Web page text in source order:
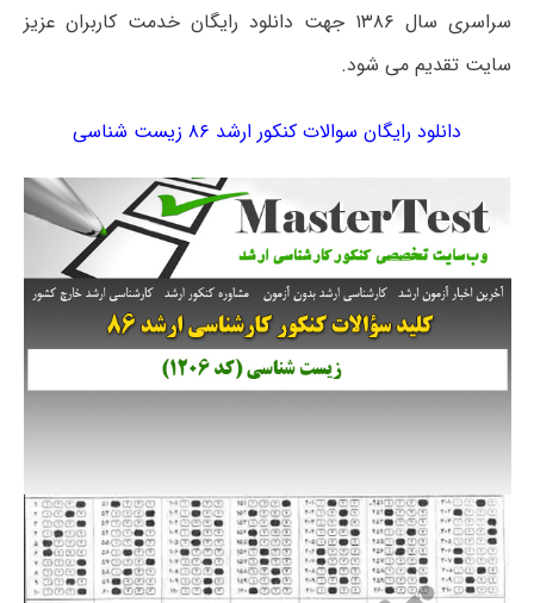
سراسری سال ۱۳۸۶ جهت دانلود رایگان خدمت کاربران عزیز
سایت تقدیم می شود.
دانلود رایگان سوالات کنکور ارشد ۸۶ زیست شناسی